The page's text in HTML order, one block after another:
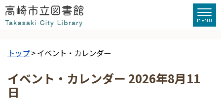
トップ> イベント・カレンダー
イベント・カレンダー 2026年8月11
日